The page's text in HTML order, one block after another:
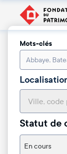
Mots-clés
Statut de
En cours